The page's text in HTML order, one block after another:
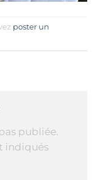
poster un
publiée.
indiqués